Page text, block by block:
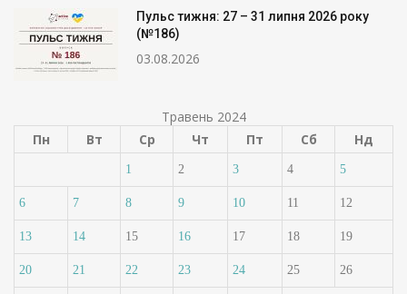
Пульс тижня: 27 – 31 липня 2026 року
(№186)
03.08.2026
Травень 2024
Пн
Вт Ср Чт Пт Сб Нд
1 2 3 4 5
6 7 8 9 10 11 12
13 14 15 16 17 18 19
20 21 22 23 24 25 26